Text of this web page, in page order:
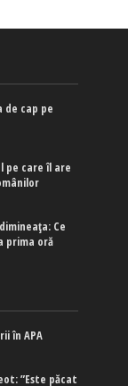
de cap pe
pe care îl are
Ce
prima oră
în APA
”Este păcat